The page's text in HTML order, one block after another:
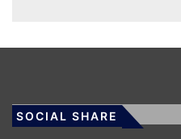
SOCIAL SHARE